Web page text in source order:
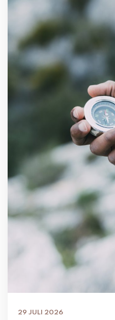
29 JULI 2026